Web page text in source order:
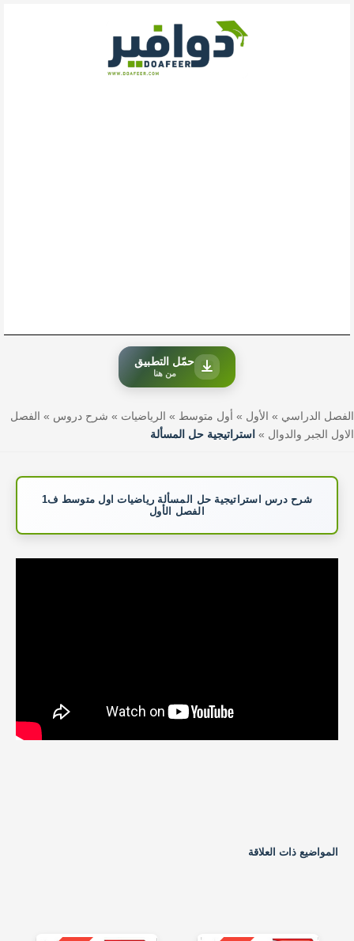
حمّل التطبيق
من هنا
الفصل الدراسي » الأول » أول متوسط » الرياضيات » شرح دروس » الفصل
الاول الجبر والدوال » استراتيجية حل المسألة
شرح درس استراتيجية حل المسألة رياضيات اول متوسط ف1
الفصل الأول
المواضيع ذات العلاقة